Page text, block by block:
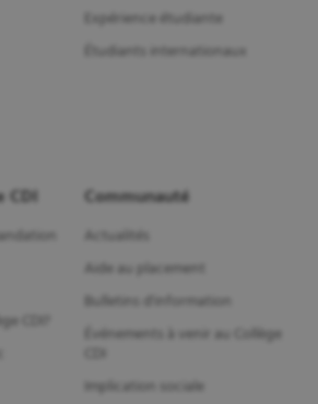
Expérience étudiante
Étudiants internationaux
CDI
CDI?
Communauté
Actualités
Aide au placement
Bulletins d'information
Événements à venir au Collège
CDI
Implication sociale